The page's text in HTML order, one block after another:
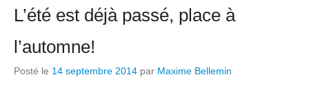
L’été est déjà passé, place à
l’automne!
Posté le 14 septembre 2014 par Maxime Bellemin